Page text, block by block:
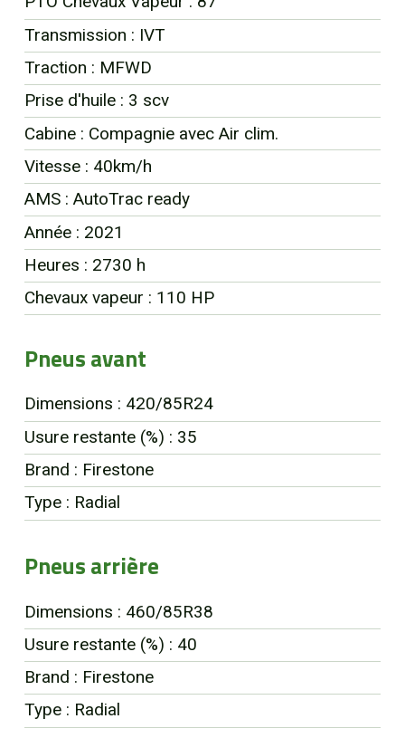
Transmission : IVT
Traction : MFWD
Prise d'huile : 3 scv
Cabine : Compagnie avec Air clim.
Vitesse : 40km/h
AMS : AutoTrac ready
Année : 2021
Heures : 2730 h
Chevaux vapeur : 110 HP
Pneus avant
Dimensions : 420/85R24
Usure restante (%) : 35
Brand : Firestone
Type : Radial
Pneus arrière
Dimensions : 460/85R38
Usure restante (%) : 40
Brand : Firestone
Type : Radial
EN